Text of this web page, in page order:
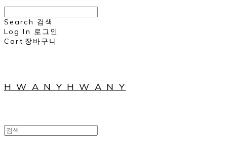
Search 검색
Log In 로그인
Cart 장바구니
H W A N Y H W A N Y